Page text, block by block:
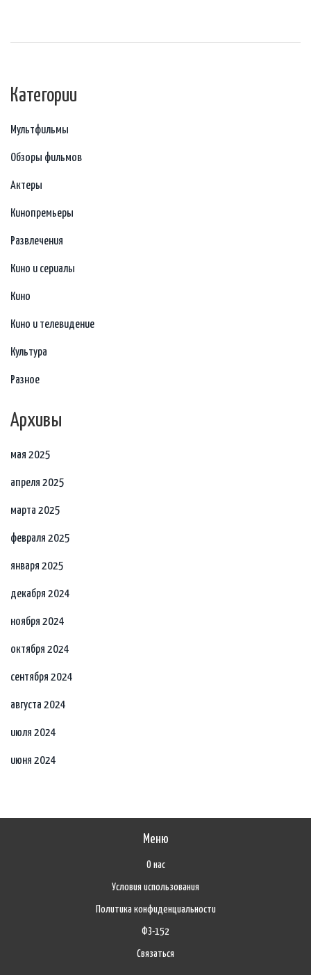
Категории
Мультфильмы
Обзоры фильмов
Актеры
Кинопремьеры
Развлечения
Кино и сериалы
Кино
Кино и телевидение
Культура
Разное
Архивы
мая 2025
апреля 2025
марта 2025
февраля 2025
января 2025
декабря 2024
ноября 2024
октября 2024
сентября 2024
августа 2024
июля 2024
июня 2024
Меню
О нас
Условия использования
Политика конфиденциальности
ФЗ-152
Связаться